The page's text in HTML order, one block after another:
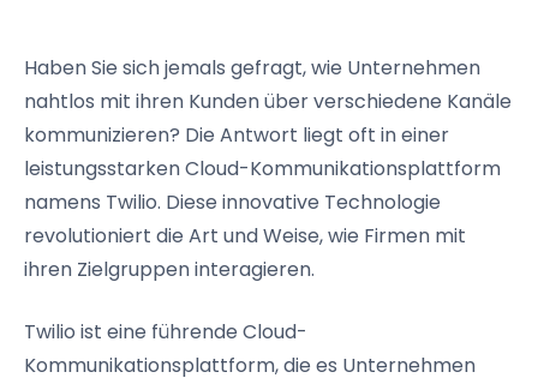
Haben Sie sich jemals gefragt, wie Unternehmen
nahtlos mit ihren Kunden über verschiedene Kanäle
kommunizieren? Die Antwort liegt oft in einer
leistungsstarken Cloud-Kommunikationsplattform
namens Twilio. Diese innovative Technologie
revolutioniert die Art und Weise, wie Firmen mit
ihren Zielgruppen interagieren.
Twilio ist eine führende Cloud-
Kommunikationsplattform, die es Unternehmen